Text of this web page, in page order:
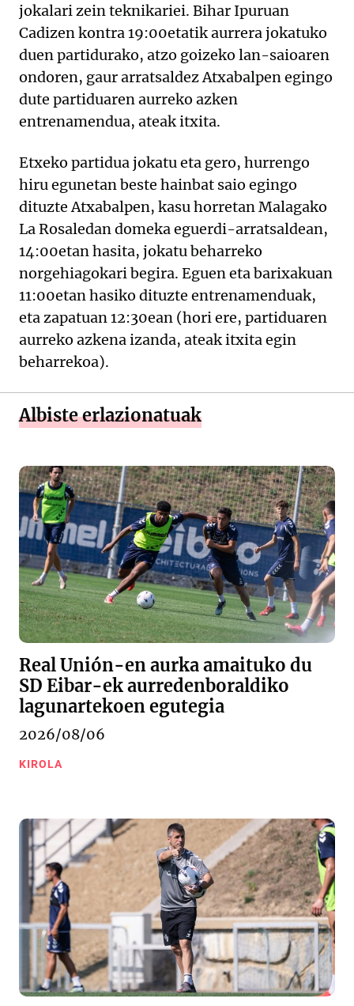
jokalari zein teknikariei. Bihar Ipuruan
Cadizen kontra 19:00etatik aurrera jokatuko
duen partidurako, atzo goizeko lan-saioaren
ondoren, gaur arratsaldez Atxabalpen egingo
dute partiduaren aurreko azken
entrenamendua, ateak itxita.
Etxeko partidua jokatu eta gero, hurrengo
hiru egunetan beste hainbat saio egingo
dituzte Atxabalpen, kasu horretan Malagako
La Rosaledan domeka eguerdi-arratsaldean,
14:00etan hasita, jokatu beharreko
norgehiagokari begira. Eguen eta barixakuan
11:00etan hasiko dituzte entrenamenduak,
eta zapatuan 12:30ean (hori ere, partiduaren
aurreko azkena izanda, ateak itxita egin
beharrekoa).
Albiste erlazionatuak
Real Unión-en aurka amaituko du
SD Eibar-ek aurredenboraldiko
lagunartekoen egutegia
2026/08/06
KIROLA